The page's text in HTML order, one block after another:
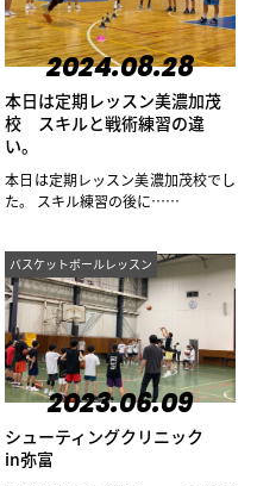
2024.08.28
本日は定期レッスン美濃加茂
校 スキルと戦術練習の違
い。
本日は定期レッスン美濃加茂校でし
た。 スキル練習の後に……
バスケットボールレッスン
2023.06.09
シューティングクリニック
in弥富